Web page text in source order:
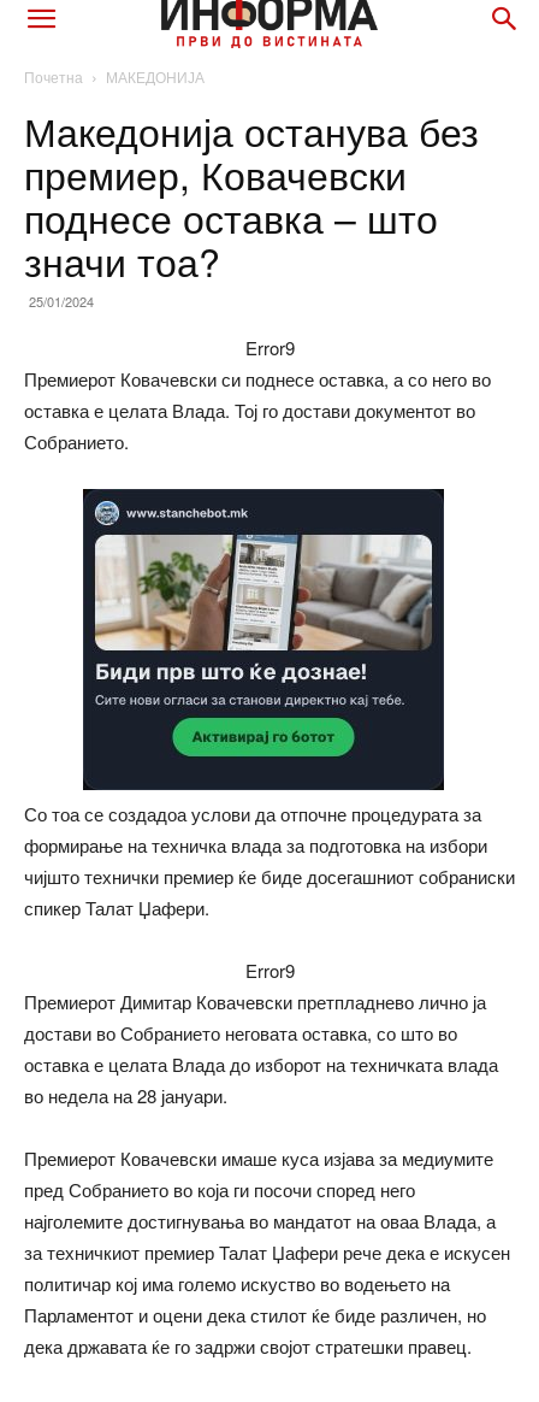
Почетна МАКЕДОНИЈА
Македонија останува без
премиер, Ковачевски
поднесе оставка – што
значи тоа?
25/01/2024
Error9
Премиерот Ковачевски си поднесе оставка, а со него во
оставка е целата Влада. Тој го достави документот во
Собранието.
Со тоа се создадоа услови да отпочне процедурата за
формирање на техничка влада за подготовка на избори
чијшто технички премиер ќе биде досегашниот собраниски
спикер Талат Џафери.
Error9
Премиерот Димитар Ковачевски претпладнево лично ја
достави во Собранието неговата оставка, со што во
оставка е целата Влада до изборот на техничката влада
во недела на 28 јануари.
Премиерот Ковачевски имаше куса изјава за медиумите
пред Собранието во која ги посочи според него
најголемите достигнувања во мандатот на оваа Влада, а
за техничкиот премиер Талат Џафери рече дека е искусен
политичар кој има големо искуство во водењето на
Парламентот и оцени дека стилот ќе биде различен, но
дека државата ќе го задржи својот стратешки правец.